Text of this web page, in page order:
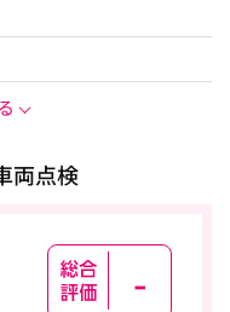
両点検
-